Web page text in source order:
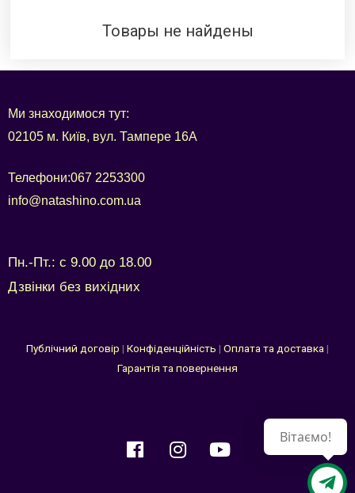
Товары не найдены
Ми знаходимося тут:
02105 м. Київ, вул. Тампере 16А
Телефони:067 2253300
info@natashino.com.ua
Пн.-Пт.: с 9.00 до 18.00
Дзвінки без вихідних
Публічний договір | Конфіденційність | Оплата та доставка |
Гарантія та повернення
Вітаємо!